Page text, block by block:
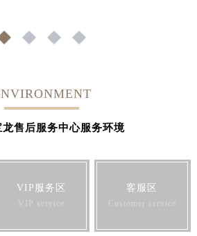
1 2 3 4
龙售后服务中心服务环境
VIP服务区
VIP service
客服区
Customer service